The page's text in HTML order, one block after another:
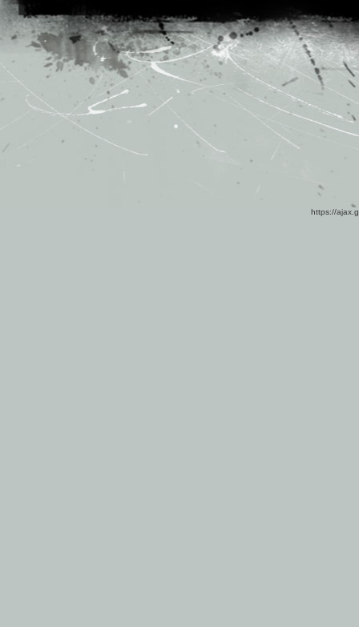
https://